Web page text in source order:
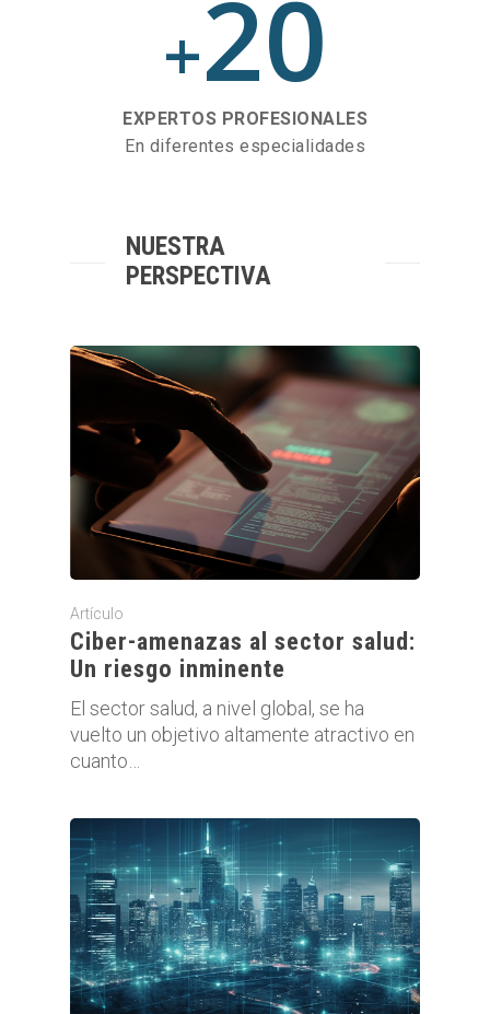
+20
EXPERTOS PROFESIONALES
En diferentes especialidades
NUESTRA
PERSPECTIVA
Artículo
Ciber-amenazas al sector salud:
Un riesgo inminente
El sector salud, a nivel global, se ha
vuelto un objetivo altamente atractivo en
cuanto…